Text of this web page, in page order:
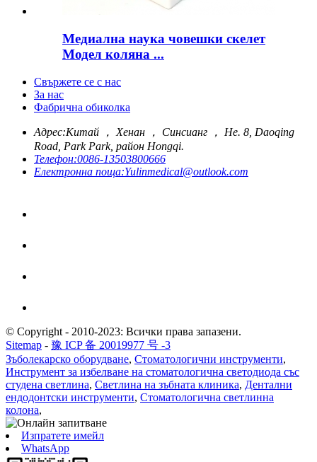
Медиална наука човешки скелет
Модел коляна ...
Свържете се с нас
За нас
Фабрична обиколка
Адрес:Китай ， Хенан ， Синсианг ， Не. 8, Daoqing
Road, Park Park, район Hongqi.
Телефон:0086-13503800666
Електронна поща:Yulinmedical@outlook.com
© Copyright - 2010-2023: Всички права запазени.
Sitemap - 豫 ICP 备 20019977 号 -3
Зъболекарско оборудване, Стоматологични инструменти,
Инструмент за избелване на стоматологична светодиода със
студена светлина, Светлина на зъбната клиника, Дентални
ендодонтски инструменти, Стоматологична светлинна
колона,
Изпратете имейл
WhatsApp